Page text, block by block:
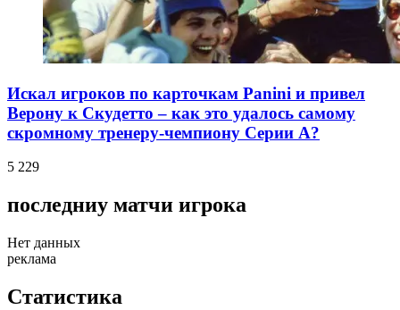
Искал игроков по карточкам Panini и привел
Верону к Скудетто – как это удалось самому
скромному тренеру-чемпиону Серии А?
5 229
последниу матчи игрока
Нет данных
реклама
Статистика